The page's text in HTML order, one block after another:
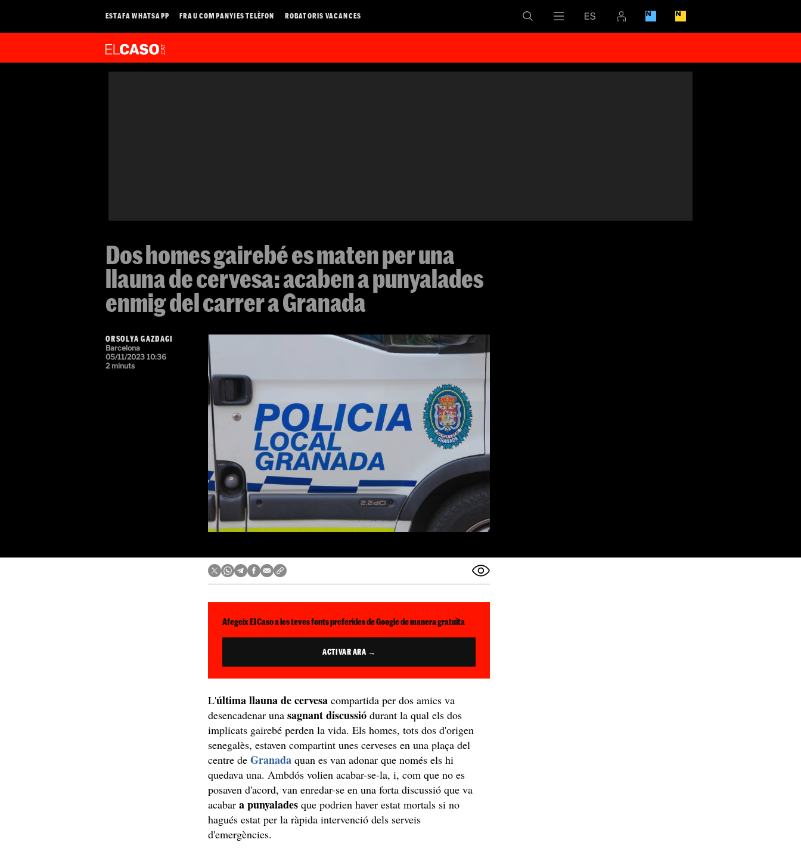
ESTAFA WHATSAPP FRAU COMPANYIES TELÈFON ROBATORIS VACANCES
Dos homes gairebé es maten per una
llauna de cervesa: acaben a punyalades
enmig del carrer a Granada
ORSOLYA GAZDAGI
Barcelona
05/11/2023 10:36
2 minuts
Afegeix El Caso a les teves fonts preferides de Google de manera gratuïta
ACTIVAR ARA →
L'última llauna de cervesa compartida per dos amics va
desencadenar unasagnant discussió durant la qual els dos
implicats gairebé perden la vida. Els homes, tots dos d'origen
senegalès, estaven compartint unes cerveses en una plaça del
centre de Granada quan es van adonar que només els hi
quedava una. Ambdós volien acabar-se-la, i, com que no es
posaven d'acord, van enredar-se en una forta discussió que va
acabara punyalades que podrien haver estat mortals si no
hagués estat per la ràpida intervenció dels serveis
d'emergències.